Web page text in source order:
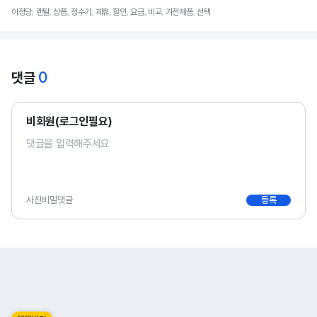
아정당, 렌탈, 상품, 정수기, 제휴, 할인, 요금, 비교, 가전제품, 선택
댓글 0
비회원(로그인필요)
사진비밀댓글 등록